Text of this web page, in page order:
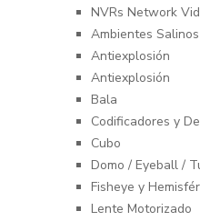
NVRs Network
Ambientes Salinos
Antiexplosión
Antiexplosión
Bala
Codificadores y
Cubo
Domo / Eyeball /
Fisheye y
Lente Motorizado